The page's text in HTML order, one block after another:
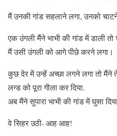
मैं उनकी गांड सहलाने लगा, उनको
एक उंगली मैंने भाभी की गांड में डाली तो
मैं उसी उंगली को आगे पीछे करने लगा।
कुछ देर में उन्हें अच्छा लगने लगा तो
लन्ड को पूरा गीला कर दिया.
अब मैंने सुपारा भाभी की गांड में घुसा
वे सिहर उठी- आह आह!